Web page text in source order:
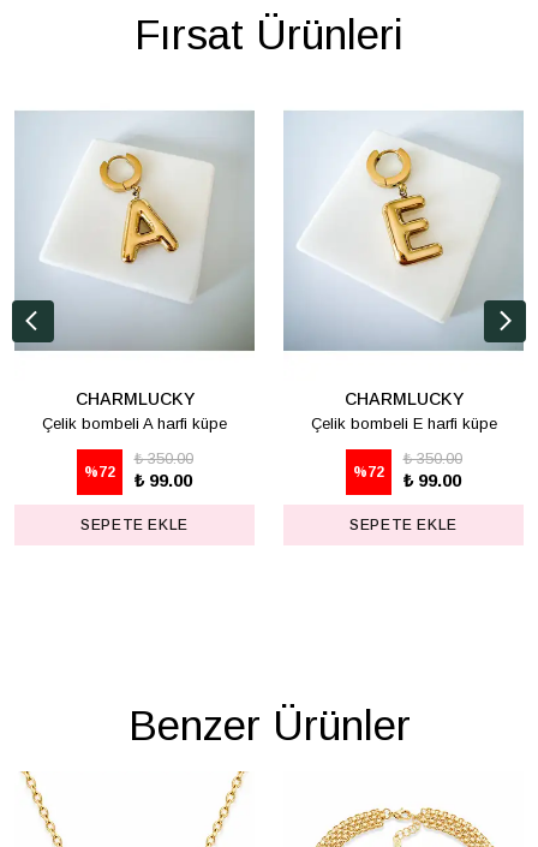
Fırsat Ürünleri
CHARMLUCKY
Çelik bombeli A harfi küpe
%72
₺ 350.00
₺ 99.00
SEPETE EKLE
CHARMLUCKY
Çelik bombeli E harfi küpe
%72
₺ 350.00
₺ 99.00
SEPETE EKLE
Benzer Ürünler